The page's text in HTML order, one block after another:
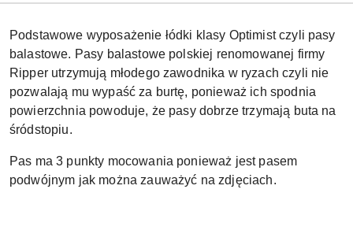
Podstawowe wyposażenie łódki klasy Optimist czyli pasy
balastowe. Pasy balastowe polskiej renomowanej firmy
Ripper utrzymują młodego zawodnika w ryzach czyli nie
pozwalają mu wypaść za burtę, ponieważ ich spodnia
powierzchnia powoduje, że pasy dobrze trzymają buta na
śródstopiu.
Pas ma 3 punkty mocowania ponieważ jest pasem
podwójnym jak można zauważyć na zdjęciach.